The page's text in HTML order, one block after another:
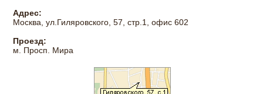
Адрес:
Москва, ул.Гиляровского, 57, стр.1, офис 602
Проезд:
м. Просп. Мира